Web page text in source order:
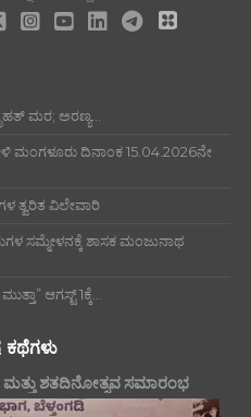
ಮರ; ಅರಣ್ಯ...
ದಿನಾಂಕ 15.04.2026ನೇ
ತ್ವರಿತ ವಿಲೇವಾರಿ
ಸಮ್ಮೇಳನಕ್ಕೆ ಶಾಸಕ ಮಂಜುನಾಥ
ಆಗಸ್ಟ್ 1ಕ್ಕೆ...
ಕಥೆಗಳು
ಮತ್ತು ಶತದಿನೋತ್ಸವ ಸಮಾರಂಭ